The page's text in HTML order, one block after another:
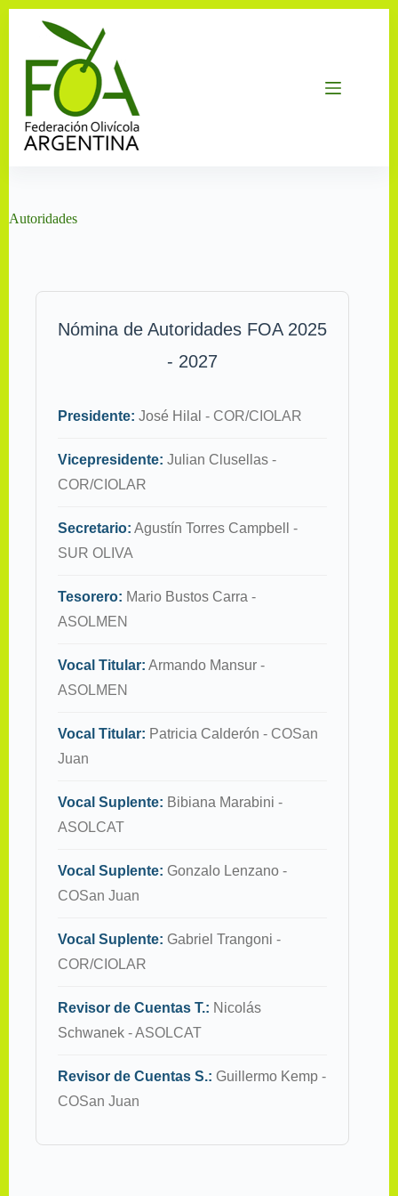
Autoridades
Nómina de Autoridades FOA 2025
- 2027
Presidente: José Hilal - COR/CIOLAR
Vicepresidente: Julian Clusellas -
COR/CIOLAR
Secretario: Agustín Torres Campbell -
SUR OLIVA
Tesorero: Mario Bustos Carra -
ASOLMEN
Vocal Titular: Armando Mansur -
ASOLMEN
Vocal Titular: Patricia Calderón - COSan
Juan
Vocal Suplente: Bibiana Marabini -
ASOLCAT
Vocal Suplente: Gonzalo Lenzano -
COSan Juan
Vocal Suplente: Gabriel Trangoni -
COR/CIOLAR
Revisor de Cuentas T.: Nicolás
Schwanek - ASOLCAT
Revisor de Cuentas S.: Guillermo Kemp -
COSan Juan